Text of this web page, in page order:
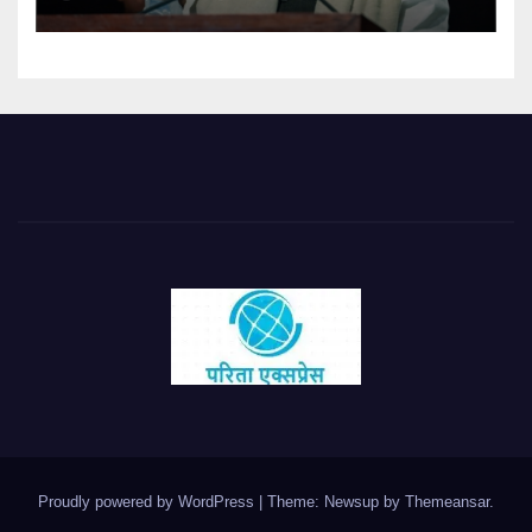
Proudly powered by WordPress | Theme: Newsup by Themeansar.